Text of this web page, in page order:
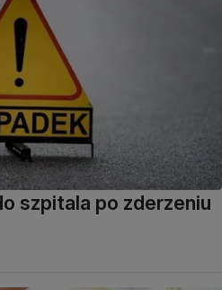
szpitala po zderzeniu